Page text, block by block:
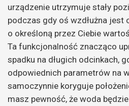
urządzenie utrzymuje stały
podczas gdy oś wzdłużna jest
o określoną przez Ciebie
Ta funkcjonalność znacząco
spadku na długich odcinkach,
odpowiednich parametrów na
samoczynnie koryguje
masz pewność, że woda